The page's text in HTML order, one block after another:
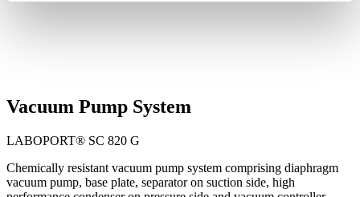
Vacuum Pump System
LABOPORT® SC 820 G
Chemically resistant vacuum pump system comprising diaphragm
vacuum pump, base plate, separator on suction side, high